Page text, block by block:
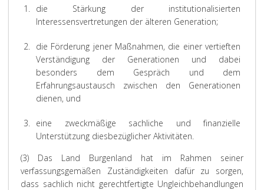
1. die Stärkung der institutionalisierten
Interessensvertretungen der älteren Generation;
2. die Förderung jener Maßnahmen, die einer vertieften
Verständigung der Generationen und dabei
besonders dem Gespräch und dem
Erfahrungsaustausch zwischen den Generationen
dienen, und
3. eine zweckmäßige sachliche und finanzielle
Unterstützung diesbezüglicher Aktivitäten.
(3) Das Land Burgenland hat im Rahmen seiner
verfassungsgemäßen Zuständigkeiten dafür zu sorgen,
dass sachlich nicht gerechtfertigte Ungleichbehandlungen